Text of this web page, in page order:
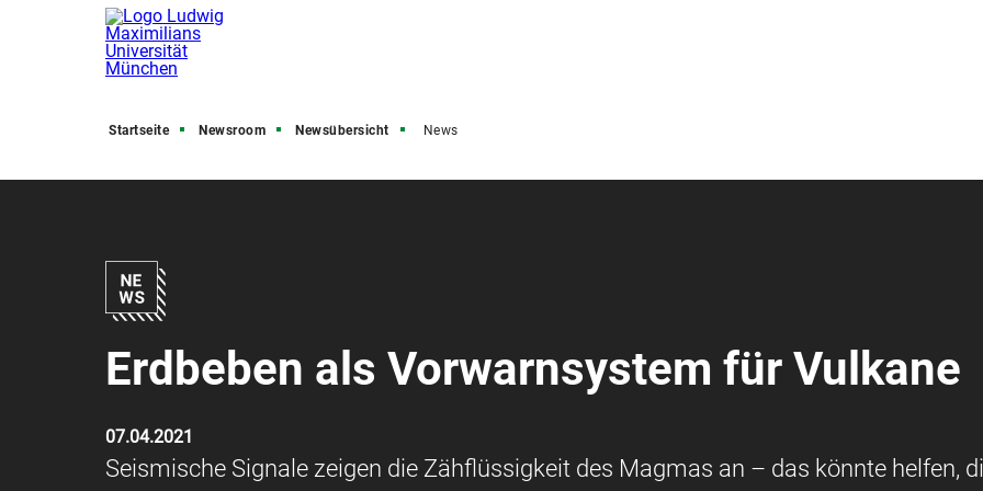
Startseite Newsroom Newsübersicht News
Erdbeben als Vorwarnsystem für Vulkane
07.04.2021
Seismische Signale zeigen die Zähflüssigkeit des Magmas an – das könnte helfen,